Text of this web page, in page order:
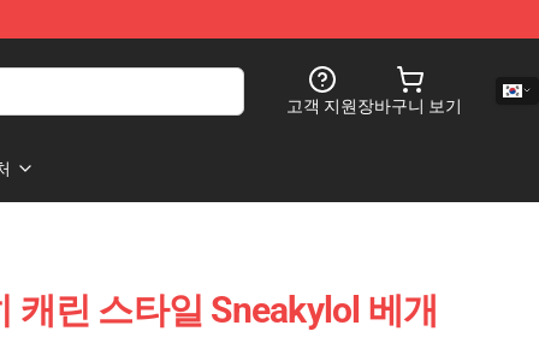
고객 지원장바구니 보기
캐린 스타일 Sneakylol 베개